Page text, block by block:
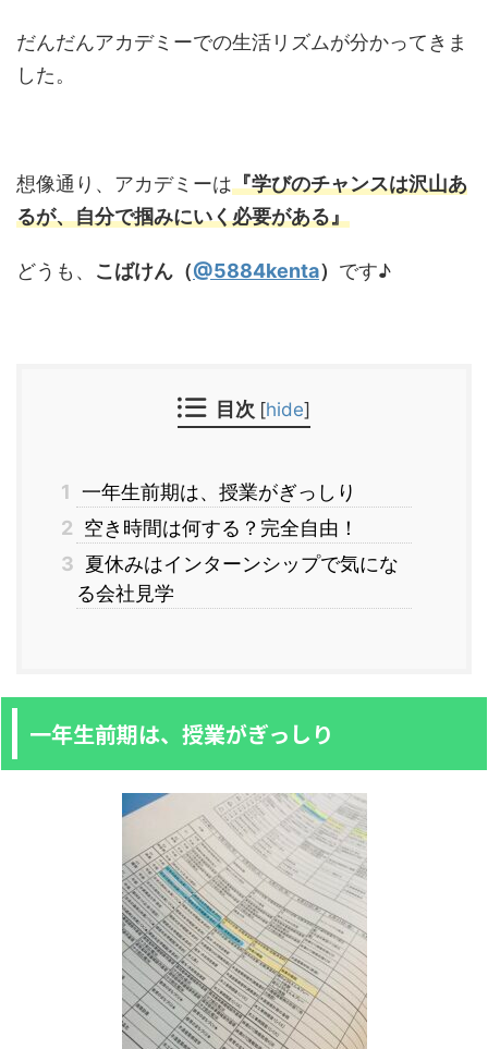
だんだんアカデミーでの生活リズムが分かってきま
した。
想像通り、アカデミーは『学びのチャンスは沢山あ
るが、自分で掴みにいく必要がある』
どうも、 こばけん（@5884kenta） です♪
目次 [hide]
1 一年生前期は、授業がぎっしり
2 空き時間は何する？完全自由！
3 夏休みはインターンシップで気にな
る会社見学
一年生前期は、授業がぎっしり